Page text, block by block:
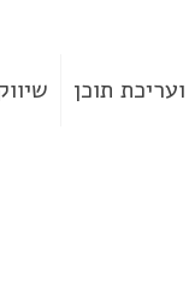
תוכן